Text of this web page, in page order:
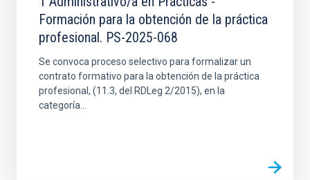
Formación para la obtención de la práctica
profesional. PS-2025-068
Se convoca proceso selectivo para formalizar un
contrato formativo para la obtención de la práctica
profesional, (11.3, del RDLeg 2/2015), en la
categoría...